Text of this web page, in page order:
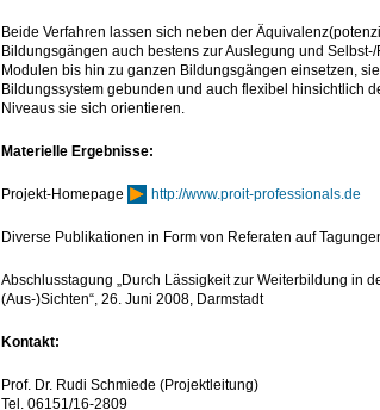
Beide Verfahren lassen sich neben der
Bildungsgängen auch bestens zur Auslegung und
Modulen bis hin zu ganzen Bildungsgängen einsetzen,
Bildungssystem gebunden und auch flexibel hinsichtlich
Niveaus sie sich orientieren.
Materielle Ergebnisse:
Projekt-Homepage http://www.proit-professionals.de
Diverse Publikationen in Form von Referaten auf
Abschlusstagung „Durch Lässigkeit zur Weiterbildung in
(Aus-)Sichten“, 26. Juni 2008, Darmstadt
Kontakt:
Prof. Dr. Rudi Schmiede (Projektleitung)
Tel. 06151/16-2809